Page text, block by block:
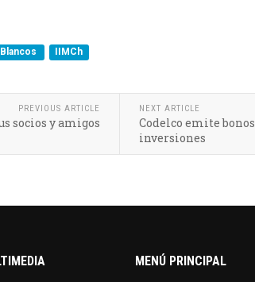
IIMCh
PREVIOUS ARTICLE
socios y amigos
NEXT ARTICLE
Codelco emite
inversiones
MENÚ PRINCIPAL